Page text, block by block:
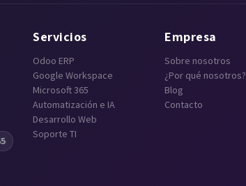
Servicios
Odoo ERP
Google Workspace
Microsoft 365
Automatización e IA
Desarrollo Web
Soporte TI
Empresa
Sobre nosotros
¿Por qué nosotros?
Blog
Contacto